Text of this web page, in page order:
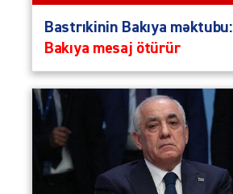
Bastrıkinin Bakıya məktubu:
Bakıya mesaj ötürür